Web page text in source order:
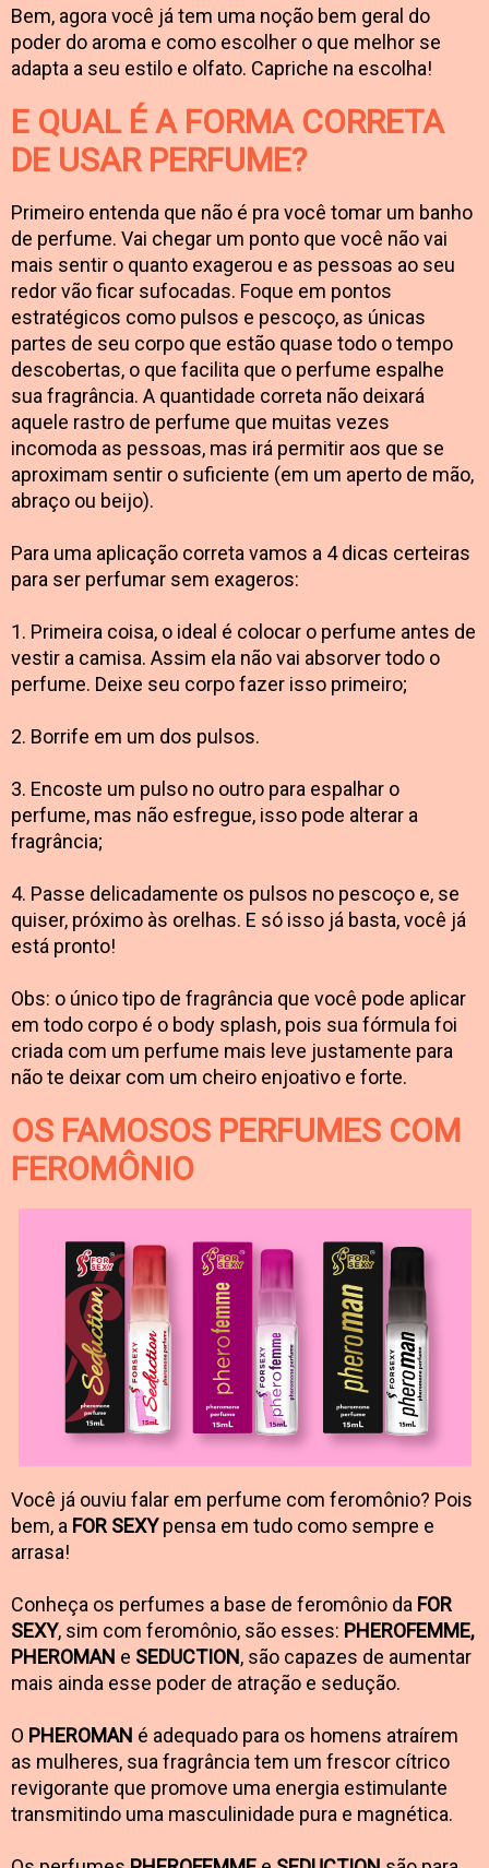
Bem, agora você já tem uma noção bem geral do
poder do aroma e como escolher o que melhor se
adapta a seu estilo e olfato. Capriche na escolha!
E QUAL É A FORMA CORRETA
DE USAR PERFUME?
Primeiro entenda que não é pra você tomar um banho
de perfume. Vai chegar um ponto que você não vai
mais sentir o quanto exagerou e as pessoas ao seu
redor vão ficar sufocadas. Foque em pontos
estratégicos como pulsos e pescoço, as únicas
partes de seu corpo que estão quase todo o tempo
descobertas, o que facilita que o perfume espalhe
sua fragrância. A quantidade correta não deixará
aquele rastro de perfume que muitas vezes
incomoda as pessoas, mas irá permitir aos que se
aproximam sentir o suficiente (em um aperto de mão,
abraço ou beijo).
Para uma aplicação correta vamos a 4 dicas certeiras
para ser perfumar sem exageros:
1. Primeira coisa, o ideal é colocar o perfume antes de
vestir a camisa. Assim ela não vai absorver todo o
perfume. Deixe seu corpo fazer isso primeiro;
2. Borrife em um dos pulsos.
3. Encoste um pulso no outro para espalhar o
perfume, mas não esfregue, isso pode alterar a
fragrância;
4. Passe delicadamente os pulsos no pescoço e, se
quiser, próximo às orelhas. E só isso já basta, você já
está pronto!
Obs: o único tipo de fragrância que você pode aplicar
em todo corpo é o body splash, pois sua fórmula foi
criada com um perfume mais leve justamente para
não te deixar com um cheiro enjoativo e forte.
OS FAMOSOS PERFUMES COM
FEROMÔNIO
Você já ouviu falar em perfume com feromônio? Pois
bem, a FOR SEXYpensa em tudo como sempre e
arrasa!
Conheça os perfumes a base de feromônio da FOR
SEXY, sim com feromônio, são esses: PHEROFEMME,
PHEROMAN e SEDUCTION, são capazes de aumentar
mais ainda esse poder de atração e sedução.
O PHEROMAN é adequado para os homens atraírem
as mulheres, sua fragrância tem um frescor cítrico
revigorante que promove uma energia estimulante
transmitindo uma masculinidade pura e magnética.